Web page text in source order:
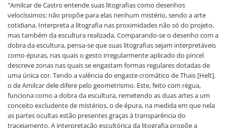
"Amilcar de Castro entende suas litografias como desenhos
velocíssimos: não propõe para elas nenhum mistério, sendo a arte
cotidiana. Interpreta a litografia nas proximidades não só do projeto,
mas também da escultura realizada. Comparando-se o desenho com a
dobra da escultura, pensa-se que suas litografias sejam interpretáveis
como épuras, nas quais o gesto irregularmente aplicado do pincel
descreve zonas nas quais se engastam formas regulares dotadas de
uma única cor. Tendo a valência do engaste cromático de Thais [Helt],
o de Amilcar dele difere pelo geometrismo. Este, feito com régua,
funciona como a dobra da escultura, remetendo as duas artes a um
conceito excludente de mistérios, o de épura, na medida em que nela
as partes ocultas estão presentes graças à transparência do
tracejamento. A interpretação escultórica da litografia propõe a